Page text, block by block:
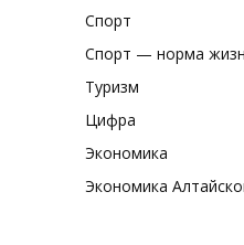
Спорт
Спорт — норма
Туризм
Цифра
Экономика
Экономика